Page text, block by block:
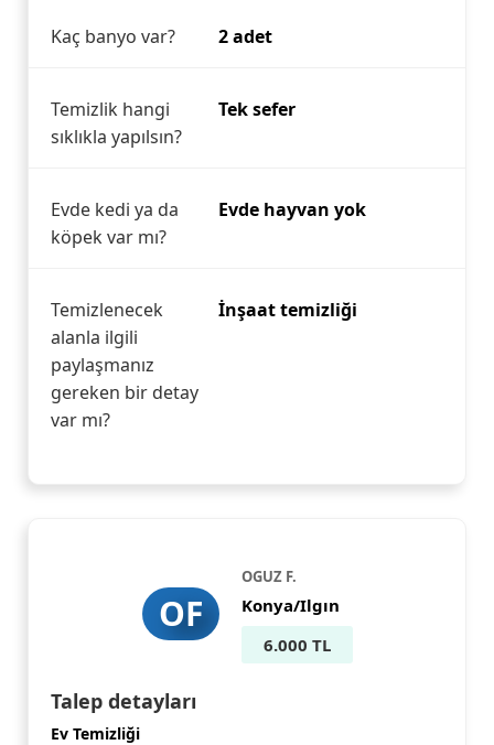
Kaç banyo var? 2 adet
Temizlik hangi
sıklıkla yapılsın?
Tek sefer
Evde kedi ya da
köpek var mı?
Evde hayvan yok
Temizlenecek
alanla ilgili
paylaşmanız
gereken bir detay
var mı?
İnşaat temizliği
OF
OGUZ F.
Konya/Ilgın
6.000 TL
Talep detayları
Ev Temizliği